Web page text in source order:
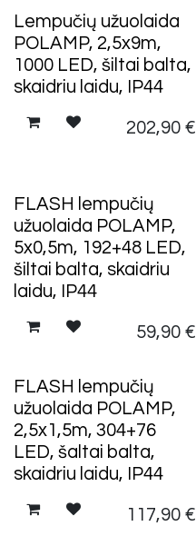
Lempučių užuolaida
POLAMP, 2,5x9m,
1000 LED, šiltai balta,
skaidriu laidu, IP44
202,90 €
FLASH lempučių
užuolaida POLAMP,
5x0,5m, 192+48 LED,
šiltai balta, skaidriu
laidu, IP44
59,90 €
FLASH lempučių
užuolaida POLAMP,
2,5x1,5m, 304+76
LED, šaltai balta,
skaidriu laidu, IP44
117,90 €